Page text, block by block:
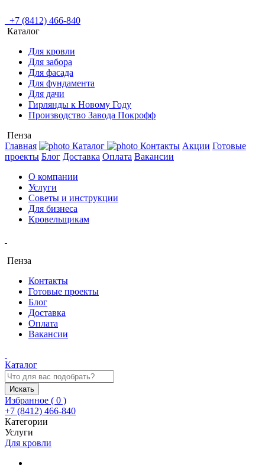
+7 (8412) 466-840
Каталог
Для кровли
Для забора
Для фасада
Для фундамента
Для дачи
Гирлянды к Новому Году
Производство Завода Покрофф
Пенза
Главная
Каталог Контакты Акции Готовые
проекты Блог Доставка Оплата Вакансии
О компании
Услуги
Советы и инструкции
Для бизнеса
Кровельщикам
Пенза
Контакты
Готовые проекты
Блог
Доставка
Оплата
Вакансии
Каталог
Искать
Избранное ( 0 )
+7 (8412) 466-840
Категории
Услуги
Для кровли